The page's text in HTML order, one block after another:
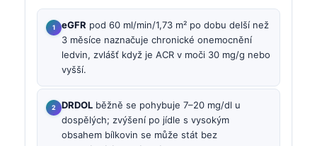
eGFR pod 60 ml/min/1,73 m² po dobu delší než
3 měsíce naznačuje chronické onemocnění
ledvin, zvlášť když je ACR v moči 30 mg/g nebo
vyšší.
DRDOL běžně se pohybuje 7–20 mg/dl u
dospělých; zvýšení po jídle s vysokým
obsahem bílkovin se může stát bez